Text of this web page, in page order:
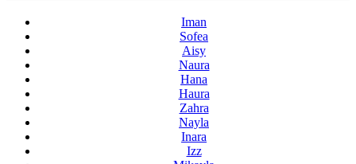
Iman
Sofea
Aisy
Naura
Hana
Haura
Zahra
Nayla
Inara
Izz